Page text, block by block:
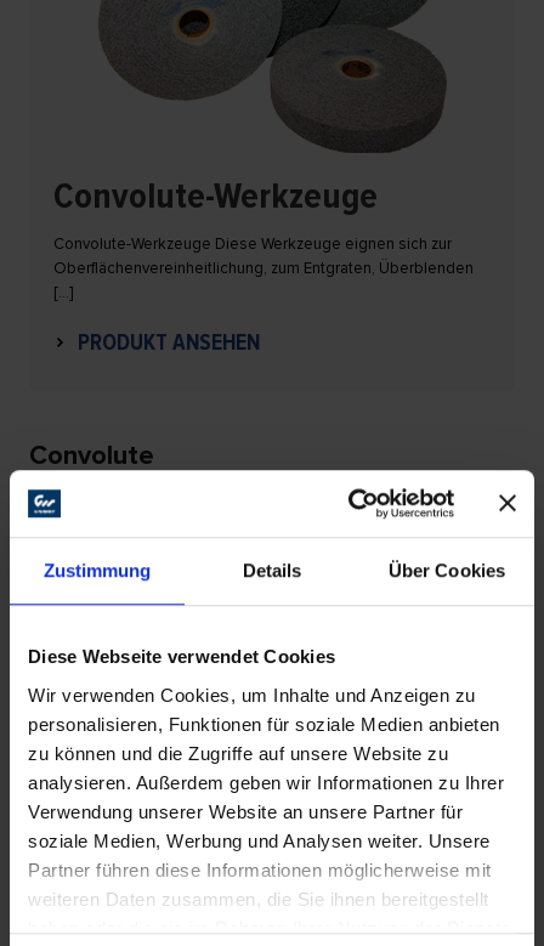
Zustimmung Details Über Cookies
Diese Webseite verwendet Cookies
Wir verwenden Cookies, um Inhalte und Anzeigen zu
personalisieren, Funktionen für soziale Medien anbieten
zu können und die Zugriffe auf unsere Website zu
analysieren. Außerdem geben wir Informationen zu Ihrer
Verwendung unserer Website an unsere Partner für
soziale Medien, Werbung und Analysen weiter. Unsere
Partner führen diese Informationen möglicherweise mit
weiteren Daten zusammen, die Sie ihnen bereitgestellt
haben oder die sie im Rahmen Ihrer Nutzung der Dienste
Convolute-Werkzeuge
Convolute-Werkzeuge Diese Werkzeuge eignen sich zur
Oberflächenvereinheitlichung, zum Entgraten, Überblenden
[…]
PRODUKT ANSEHEN
Convolute
Diese vielseitigen Werkzeuge eignen
sich zum Entgraten, Überblenden oder
Reparieren von Oberflächen. Zudem
können sie zur
Oberflächenvereinheitlichung
eingesetzt werden.
Hergestellt werden sie aus
aufgeschäumten Schleifvlies, welches
um einen Kern gewickelt ist. Dabei
verringert die höhere Elastizität das
Risiko, das Werkstück zu beschädigen.
Diese Produkte sind für den stationären